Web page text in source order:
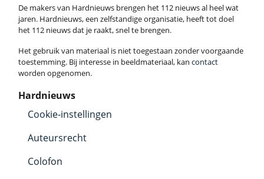
De makers van Hardnieuws brengen het 112 nieuws al heel wat
jaren. Hardnieuws, een zelfstandige organisatie, heeft tot doel
het 112 nieuws dat je raakt, snel te brengen.
Het gebruik van materiaal is niet toegestaan zonder voorgaande
toestemming. Bij interesse in beeldmateriaal, kan contact
worden opgenomen.
Hardnieuws
Cookie-instellingen
Auteursrecht
Colofon